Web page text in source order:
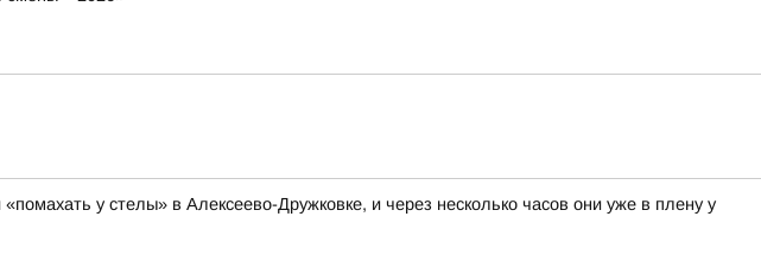
у стелы» в Алексеево-Дружковке, и через несколько часов они уже в плену у